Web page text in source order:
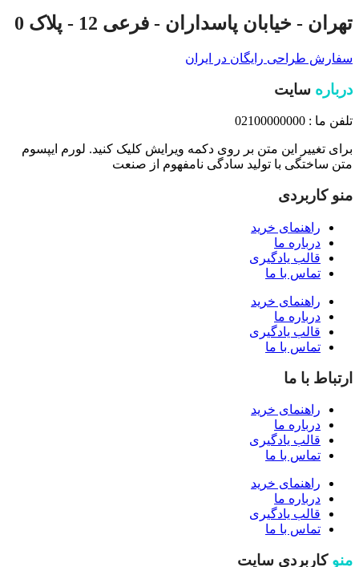
تهران - خیابان پاسداران - فرعی 12 - پلاک 0
سفارش طراحی رایگان در ایران
درباره سایت
تلفن ما : 02100000000
برای تغییر این متن بر روی دکمه ویرایش کلیک کنید. لورم ایپسوم
متن ساختگی با تولید سادگی نامفهوم از صنعت
منو کاربردی
راهنمای خرید
درباره ما
قالب یادگیری
تماس با ما
راهنمای خرید
درباره ما
قالب یادگیری
تماس با ما
ارتباط با ما
راهنمای خرید
درباره ما
قالب یادگیری
تماس با ما
راهنمای خرید
درباره ما
قالب یادگیری
تماس با ما
منو کاربردی سایت